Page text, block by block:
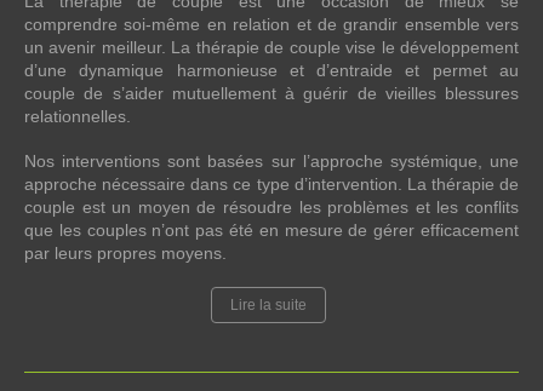
comprendre soi-même en relation et de grandir ensemble vers
un avenir meilleur. La thérapie de couple vise le développement
d’une dynamique harmonieuse et d’entraide et permet au
couple de s’aider mutuellement à guérir de vieilles blessures
relationnelles.
Nos interventions sont basées sur l’approche systémique, une
approche nécessaire dans ce type d’intervention. La thérapie de
couple est un moyen de résoudre les problèmes et les conflits
que les couples n’ont pas été en mesure de gérer efficacement
par leurs propres moyens.
Lire la suite